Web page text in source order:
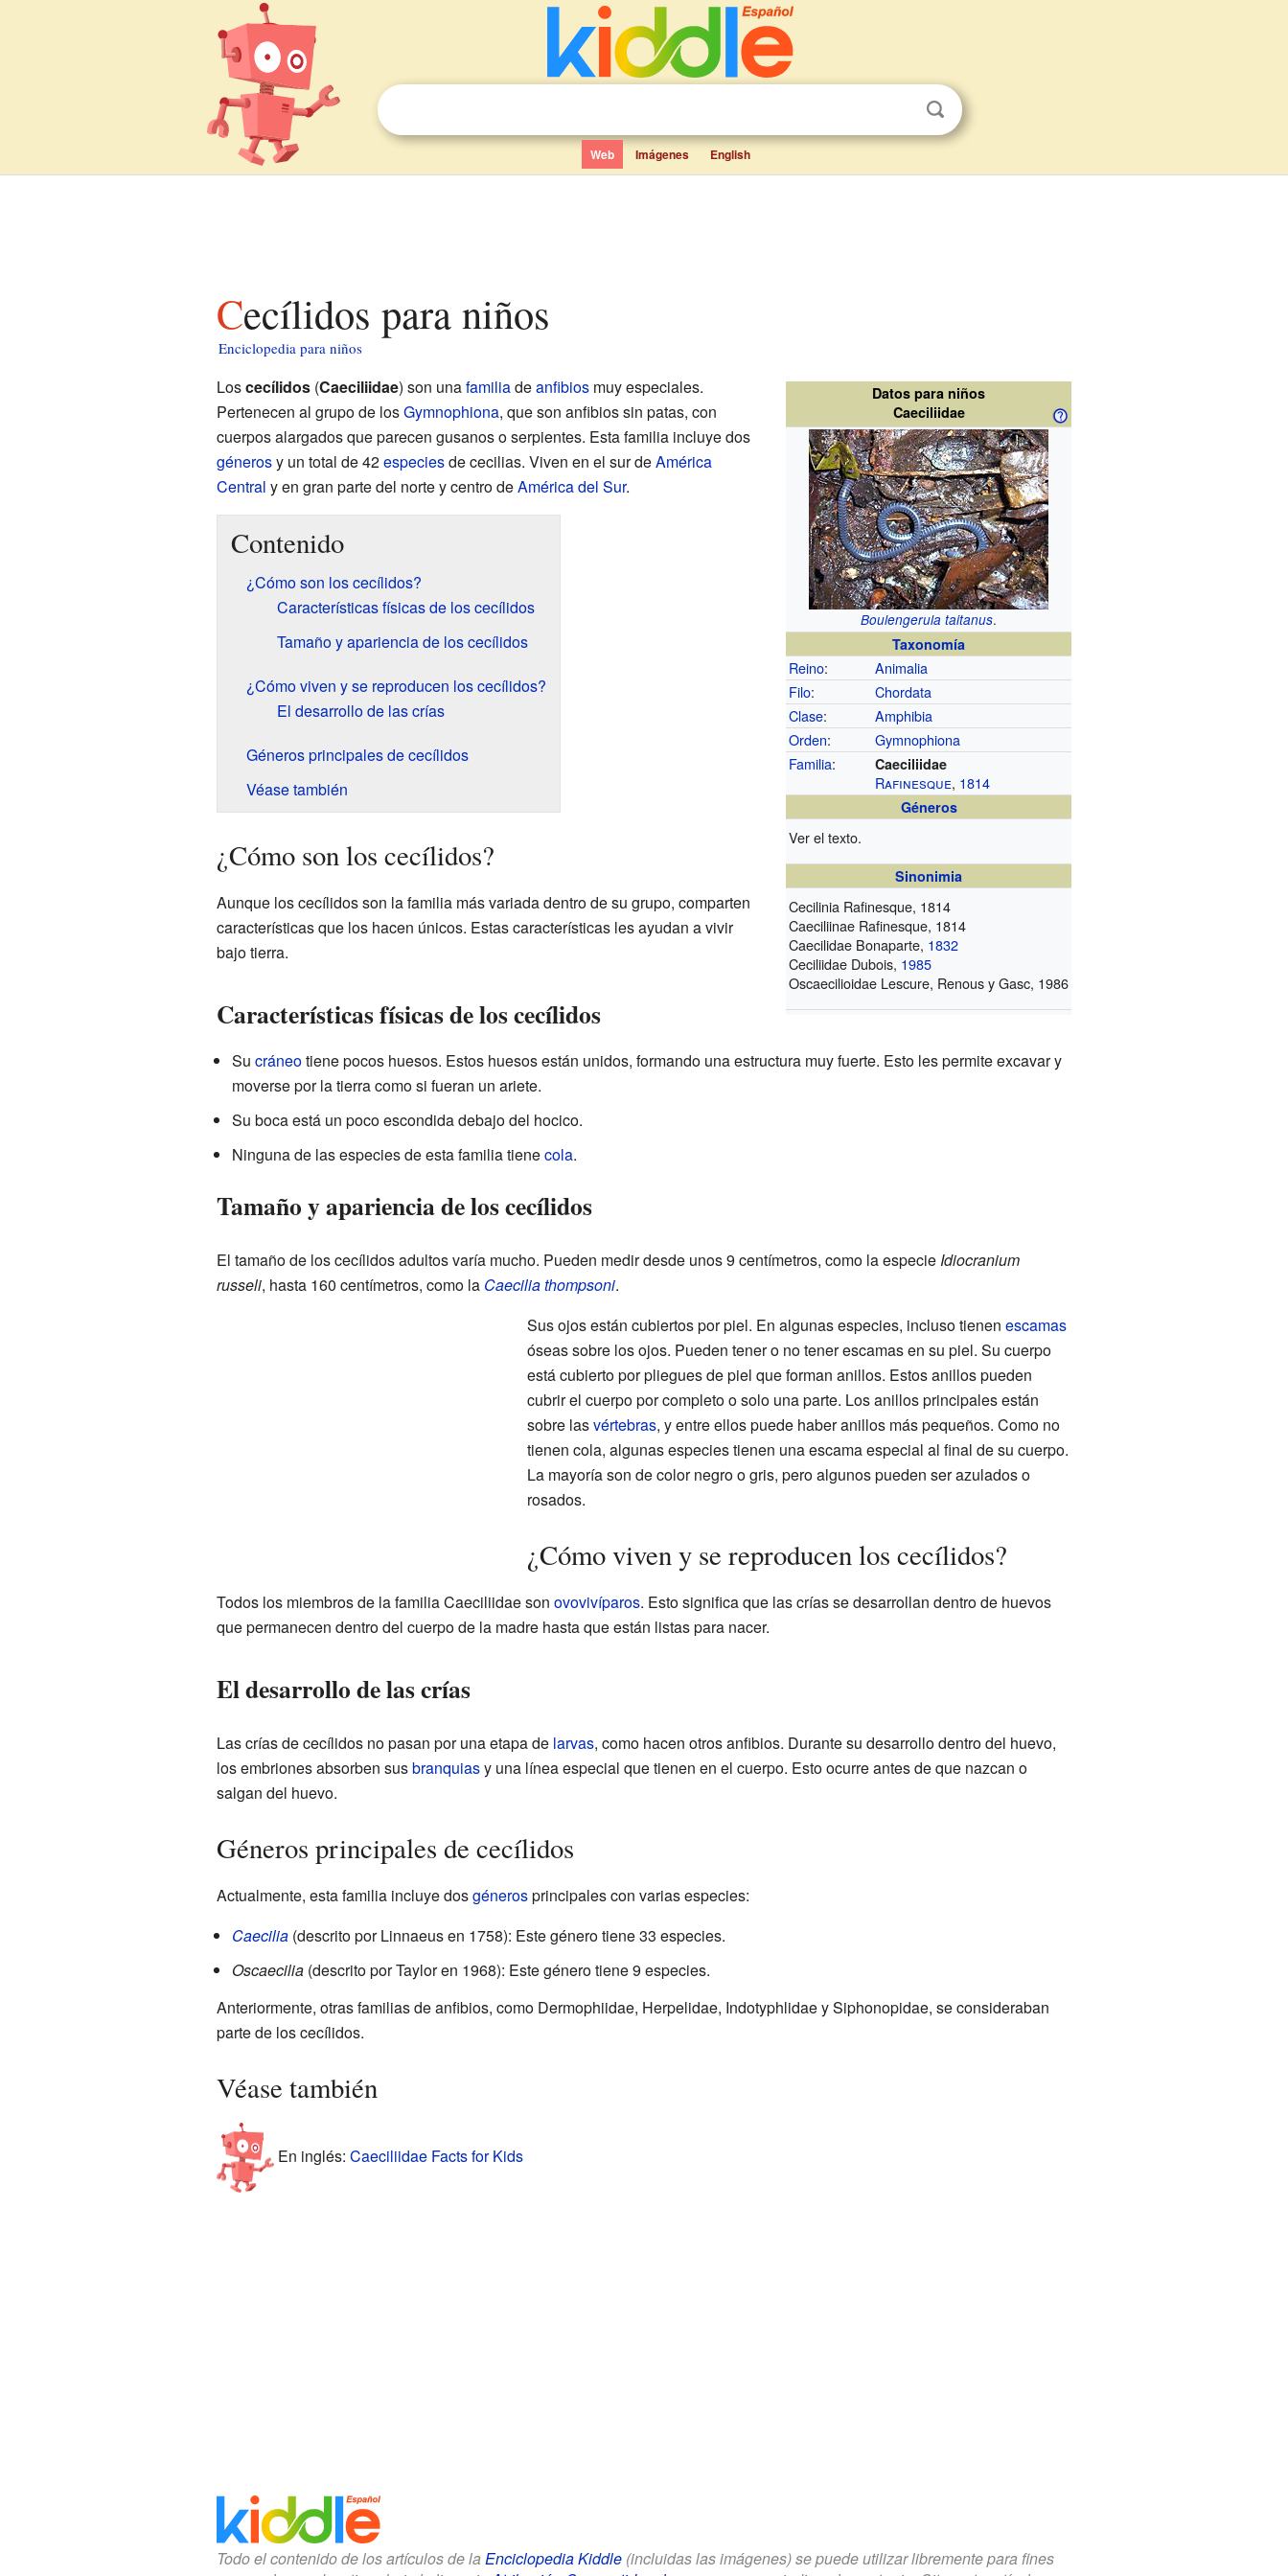
Web Imágenes English
Cecílidos para niños
Enciclopedia para niños
Datos para niños
Caeciliidae
Boulengerula taitanus.
Taxonomía
Reino:
Animalia
Filo:
Chordata
Clase:
Amphibia
Orden:
Gymnophiona
Familia: Caeciliidae
Rafinesque, 1814
Géneros
Ver el texto.
Sinonimia
Cecilinia Rafinesque, 1814
Caeciliinae Rafinesque, 1814
Caecilidae Bonaparte, 1832
Ceciliidae Dubois, 1985
Oscaecilioidae Lescure, Renous y Gasc, 1986
Loscecílidos(Caeciliidae) son unafamiliadeanfibiosmuy especiales.
Pertenecen al grupo de losGymnophiona, que son anfibios sin patas, con
cuerpos alargados que parecen gusanos o serpientes. Esta familia incluye dos
génerosy un total de 42especiesde cecilias. Viven en el sur deAmérica
Central y en gran parte del norte y centro deAmérica del Sur.
Contenido
¿Cómo son los cecílidos?
Características físicas de los cecílidos
Tamaño y apariencia de los cecílidos
¿Cómo viven y se reproducen los cecílidos?
El desarrollo de las crías
Géneros principales de cecílidos
Véase también
¿Cómo son los cecílidos?
Aunque los cecílidos son la familia más variada dentro de su grupo, comparten
características que los hacen únicos. Estas características les ayudan a vivir
bajo tierra.
Características físicas de los cecílidos
Su cráneotiene pocos huesos. Estos huesos están unidos, formando una estructura muy fuerte. Esto les permite excavar y
moverse por la tierra como si fueran un ariete.
Su boca está un poco escondida debajo del hocico.
Ninguna de las especies de esta familia tienecola.
Tamaño y apariencia de los cecílidos
El tamaño de los cecílidos adultos varía mucho. Pueden medir desde unos 9 centímetros, como la especie Idiocranium
russeli, hasta 160 centímetros, como la Caecilia thompsoni.
Sus ojos están cubiertos por piel. En algunas especies, incluso tienen escamas
óseas sobre los ojos. Pueden tener o no tener escamas en su piel. Su cuerpo
está cubierto por pliegues de piel que forman anillos. Estos anillos pueden
cubrir el cuerpo por completo o solo una parte. Los anillos principales están
sobre lasvértebras, y entre ellos puede haber anillos más pequeños. Como no
tienen cola, algunas especies tienen una escama especial al final de su cuerpo.
La mayoría son de color negro o gris, pero algunos pueden ser azulados o
rosados.
¿Cómo viven y se reproducen los cecílidos?
Todos los miembros de la familia Caeciliidae son ovovivíparos. Esto significa que las crías se desarrollan dentro de huevos
que permanecen dentro del cuerpo de la madre hasta que están listas para nacer.
El desarrollo de las crías
Las crías de cecílidos no pasan por una etapa de larvas, como hacen otros anfibios. Durante su desarrollo dentro del huevo,
los embriones absorben susbranquiasy una línea especial que tienen en el cuerpo. Esto ocurre antes de que nazcan o
salgan del huevo.
Géneros principales de cecílidos
Actualmente, esta familia incluye dosgénerosprincipales con varias especies:
Caecilia(descrito por Linnaeus en 1758): Este género tiene 33 especies.
Oscaecilia(descrito por Taylor en 1968): Este género tiene 9 especies.
Anteriormente, otras familias de anfibios, como Dermophiidae, Herpelidae, Indotyphlidae y Siphonopidae, se consideraban
parte de los cecílidos.
Véase también
En inglés: Caeciliidae Facts for Kids
Todo el contenido de los artículos de la Enciclopedia Kiddle(incluidas las imágenes) se puede utilizar libremente para fines